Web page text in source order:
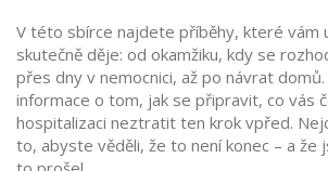
V této sbírce najdete příběhy, které vám
skutečně děje: od okamžiku, kdy se
přes dny v nemocnici, až po návrat
informace o tom, jak se připravit, co vás
hospitalizaci neztratit ten krok vpřed.
to, abyste věděli, že to není konec – a že